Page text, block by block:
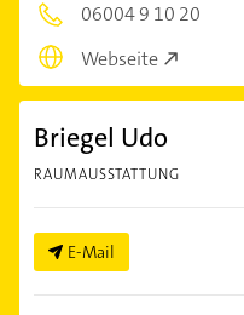
06004 9 10 20
Webseite
Briegel Udo
RAUMAUSSTATTUNG
E-Mail